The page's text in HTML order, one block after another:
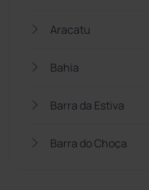
Aracatu
Bahia
Barra da Estiva
Barra do Choça